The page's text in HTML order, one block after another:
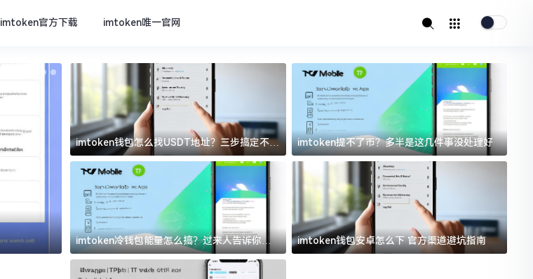
imtoken官方下载 imtoken唯一官网
imtoken官方下载
imtoken钱包怎么找USDT地址？三步搞定不踩
坑
imtoken提不了币？多半是这几件事没处理好
imtoken冷钱包能量怎么搞？过来人告诉你门
道
imtoken钱包安卓怎么下 官方渠道避坑指南